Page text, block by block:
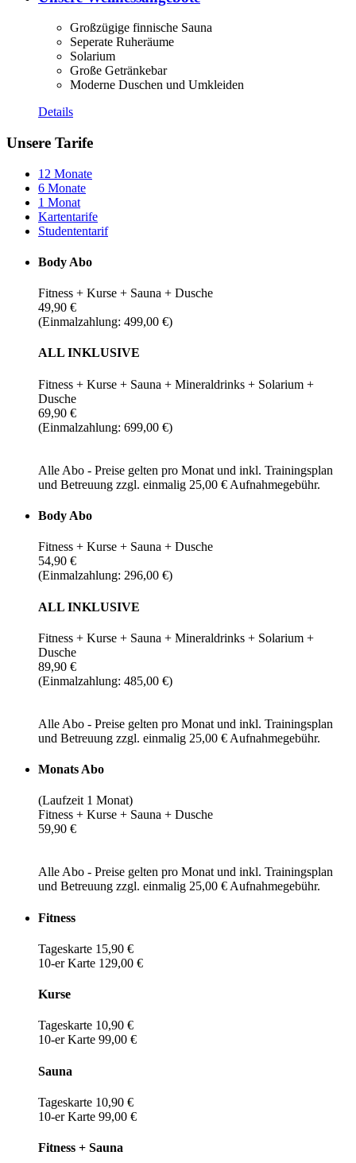
Großzügige finnische Sauna
Seperate Ruheräume
Solarium
Große Getränkebar
Moderne Duschen und Umkleiden
Details
Unsere Tarife
12 Monate
6 Monate
1 Monat
Kartentarife
Studententarif
Body Abo
Fitness + Kurse + Sauna + Dusche
49,90 €
(Einmalzahlung: 499,00 €)
ALL INKLUSIVE
Fitness + Kurse + Sauna + Mineraldrinks + Solarium +
Dusche
69,90 €
(Einmalzahlung: 699,00 €)
Alle Abo - Preise gelten pro Monat und inkl. Trainingsplan
und Betreuung zzgl. einmalig 25,00 € Aufnahmegebühr.
Body Abo
Fitness + Kurse + Sauna + Dusche
54,90 €
(Einmalzahlung: 296,00 €)
ALL INKLUSIVE
Fitness + Kurse + Sauna + Mineraldrinks + Solarium +
Dusche
89,90 €
(Einmalzahlung: 485,00 €)
Alle Abo - Preise gelten pro Monat und inkl. Trainingsplan
und Betreuung zzgl. einmalig 25,00 € Aufnahmegebühr.
Monats Abo
(Laufzeit 1 Monat)
Fitness + Kurse + Sauna + Dusche
59,90 €
Alle Abo - Preise gelten pro Monat und inkl. Trainingsplan
und Betreuung zzgl. einmalig 25,00 € Aufnahmegebühr.
Fitness
Tageskarte 15,90 €
10-er Karte 129,00 €
Kurse
Tageskarte 10,90 €
10-er Karte 99,00 €
Sauna
Tageskarte 10,90 €
10-er Karte 99,00 €
Fitness + Sauna